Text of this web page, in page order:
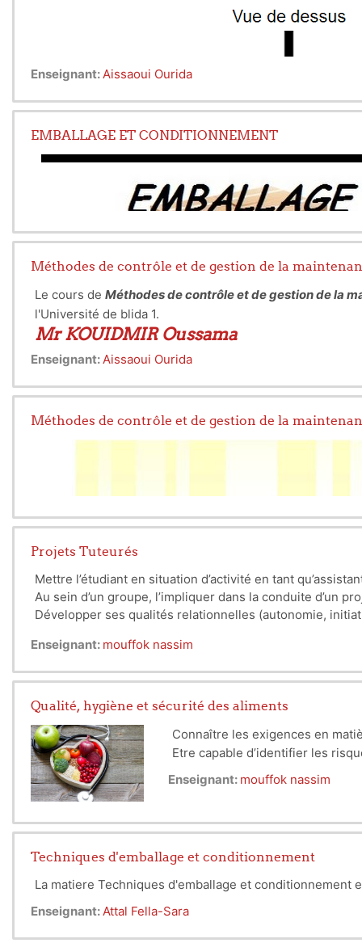
Ledessintechniqueest le moyen d’expression
C’est un langage conventionnel soumis à de
Enseignant:Aissaoui Ourida
EMBALLAGE ET CONDITIONNEMENT
Méthodes de contrôle et de gestion de la
Le cours de Méthodes de contrôle et de gestion de la
l'Université de blida 1.
Mr KOUIDMIR Oussama
Enseignant:Aissaoui Ourida
Méthodes de contrôle et de gestion de la
Projets Tuteurés
Mettre l’étudiant en situation d’activité en tant
Au sein d’un groupe, l’impliquer dans la conduite d’un
Développer ses qualités relationnelles (autonomie,
Enseignant: mouffok nassim
Qualité, hygiène et sécurité des aliments
Connaître les exigences en
Etre capable d’identifier les
Enseignant: mouffok nassim
Techniques d'emballage et conditionnement
La matiere Techniques d'emballage et
Enseignant:Attal Fella-Sara